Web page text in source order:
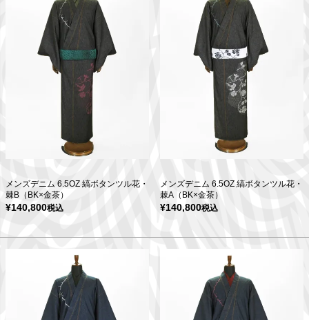
メンズデニム 6.5OZ 縞ボタンツル花・
棘B（BK×金茶）
¥140,800税込
メンズデニム 6.5OZ 縞ボタンツル花・
棘A（BK×金茶）
¥140,800税込